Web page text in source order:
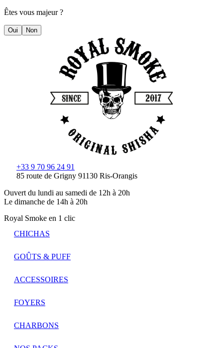
Êtes vous majeur ?
Oui Non
+33 9 70 96 24 91
85 route de Grigny 91130 Ris-Orangis
Ouvert du lundi au samedi de 12h à 20h
Le dimanche de 14h à 20h
Royal Smoke en 1 clic
CHICHAS
GOÛTS & PUFF
ACCESSOIRES
FOYERS
CHARBONS